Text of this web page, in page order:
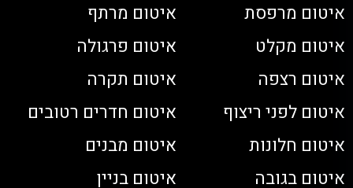
איטום מרפסת
איטום מרתף
איטום מקלט
איטום פרגולה
איטום רצפה
איטום תקרה
איטום לפני ריצוף
איטום חדרים רטובים
איטום חלונות
איטום מבנים
איטום בגובה
איטום בניין